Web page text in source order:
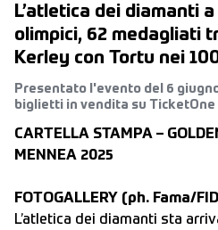
L’atletica dei diamanti
olimpici, 62 medagliati
Kerley con Tortu nei
Presentato l'evento del 6
biglietti in vendita su TicketOne
CARTELLA STAMPA –
MENNEA 2025
FOTOGALLERY (ph. Fama/
L’atletica dei diamanti sta